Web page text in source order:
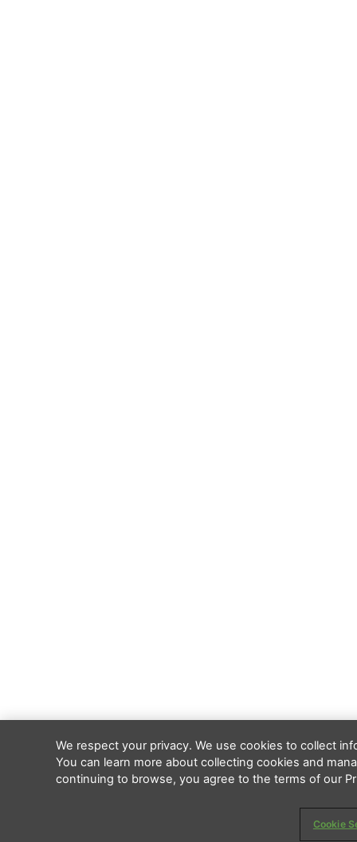
We respect your privacy. We use cookies to collect
You can learn more about collecting cookies and
continuing to browse, you agree to the terms of our
Cookie